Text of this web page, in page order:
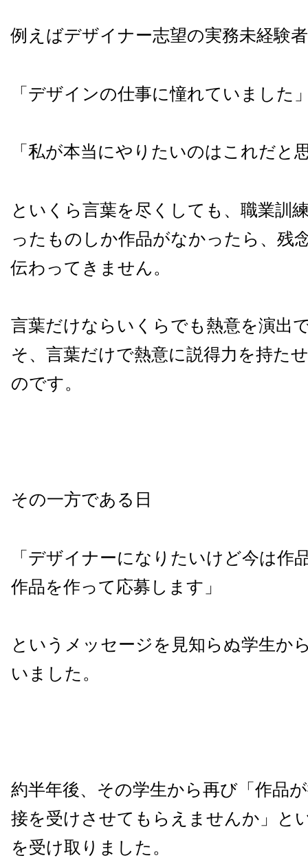
例えばデザイナー志望の実務未経験
「デザインの仕事に憧れていました
「私が本当にやりたいのはこれだと
といくら言葉を尽くしても、職業訓
ったものしか作品がなかったら、残
伝わってきません。
言葉だけならいくらでも熱意を演出
そ、言葉だけで熱意に説得力を持た
のです。
その一方である日
「デザイナーになりたいけど今は作
作品を作って応募します」
というメッセージを見知らぬ学生か
いました。
約半年後、その学生から再び「作品
接を受けさせてもらえませんか」と
を受け取りました。